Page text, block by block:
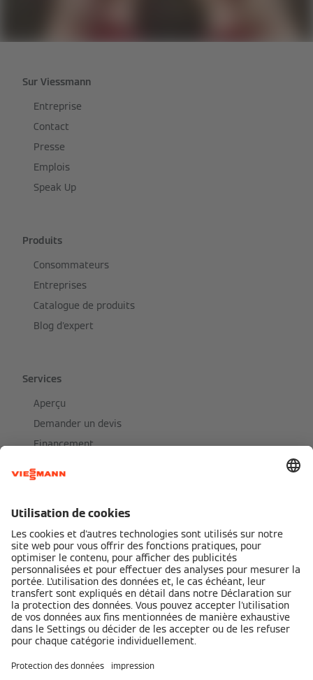
Sur Viessmann
Entreprise
Contact
Presse
Emplois
Speak Up
Produits
Consommateurs
Entreprises
Catalogue de produits
Blog d'expert
Services
Aperçu
Demander un devis
Financement
Partenaires
Documentation technique
Portail Partenaire
Réseaux sociaux